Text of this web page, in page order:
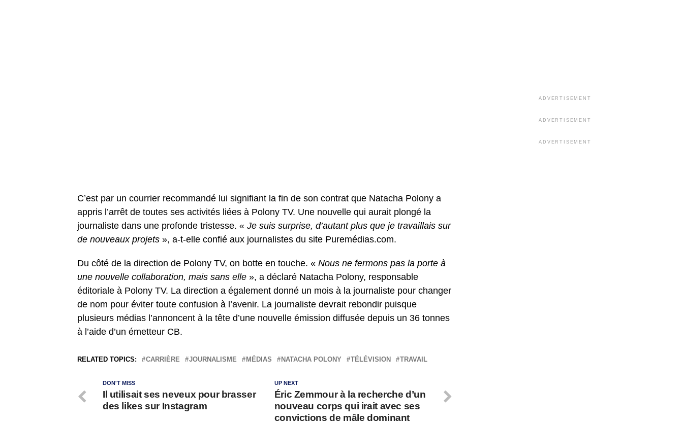
C’est par un courrier recommandé lui signifiant la fin de son contrat que Natacha Polony a
appris l’arrêt de toutes ses activités liées à Polony TV. Une nouvelle qui aurait plongé la
journaliste dans une profonde tristesse. « Je suis surprise, d’autant plus que je travaillais sur
de nouveaux projets », a-t-elle confié aux journalistes du site Puremédias.com.
Du côté de la direction de Polony TV, on botte en touche. « Nous ne fermons pas la porte à
une nouvelle collaboration, mais sans elle », a déclaré Natacha Polony, responsable
éditoriale à Polony TV. La direction a également donné un mois à la journaliste pour changer
de nom pour éviter toute confusion à l’avenir. La journaliste devrait rebondir puisque
plusieurs médias l’annoncent à la tête d’une nouvelle émission diffusée depuis un 36 tonnes
à l’aide d’un émetteur CB.
RELATED TOPICS: CARRIÈRE JOURNALISME MÉDIAS NATACHA POLONY TÉLÉVISION TRAVAIL
UP NEXT
Éric Zemmour à la recherche d’un
nouveau corps qui irait avec ses
convictions de mâle dominant
DON'T MISS
Il utilisait ses neveux pour brasser
des likes sur Instagram
ADVERTISEMENT
ADVERTISEMENT
ADVERTISEMENT